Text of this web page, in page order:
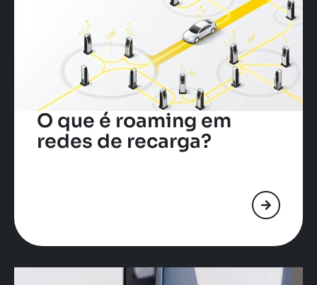
O que é roaming em
redes de recarga?